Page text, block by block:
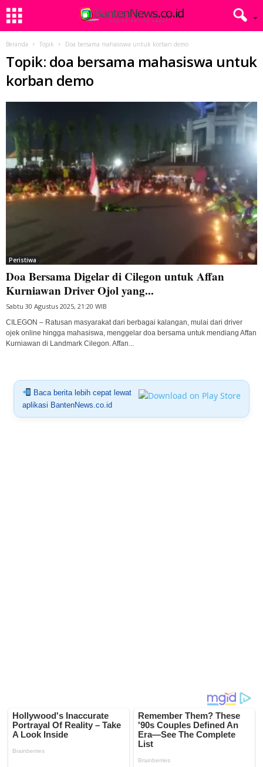
Beranda Topik Doa bersama mahasiswa untuk korban demo
Topik: doa bersama mahasiswa untuk
korban demo
Peristiwa
Doa Bersama Digelar di Cilegon untuk Affan
Kurniawan Driver Ojol yang...
Sabtu 30 Agustus 2025, 21:20 WIB
CILEGON – Ratusan masyarakat dari berbagai kalangan, mulai dari driver
ojek online hingga mahasiswa, menggelar doa bersama untuk mendiang Affan
Kurniawan di Landmark Cilegon. Affan...
Baca berita lebih cepat lewat
aplikasi BantenNews.co.id